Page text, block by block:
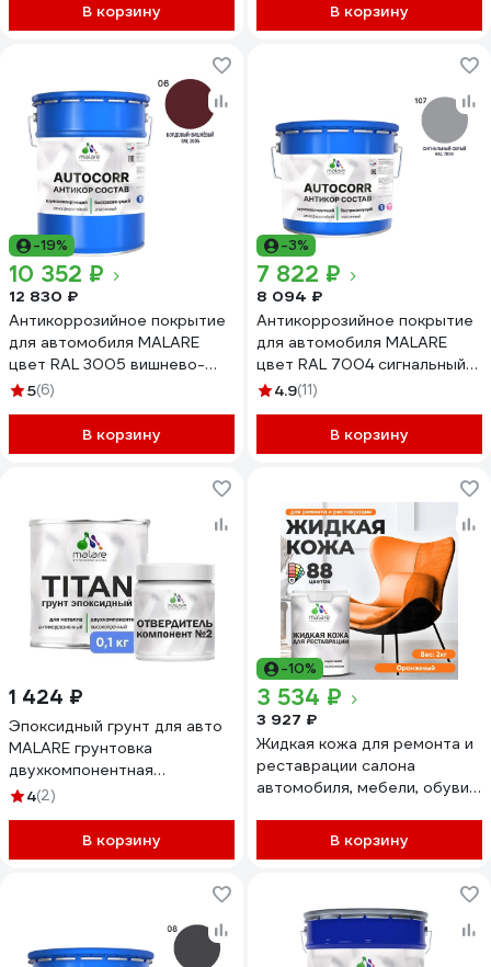
В корзину В корзину
-19%
10 352 ₽
12 830 ₽
Антикоррозийное покрытие
для автомобиля MALARE
цвет RAL 3005 вишнево-
бордовый, матовая, 20 кг
5(6)
В корзину
-3%
7 822 ₽
8 094 ₽
Антикоррозийное покрытие
для автомобиля MALARE
цвет RAL 7004 сигнальный
серый, матовая, 12,5 кг
4.9(11)
В корзину
1 424 ₽
Эпоксидный грунт для авто
MALARE грунтовка
двухкомпонентная
антикоррозионная
RAL 7040 (1 кг + 0,1 кг
отвердитель)
4(2)
В корзину
-10%
3 534 ₽
3 927 ₽
Жидкая кожа для ремонта и
реставрации салона
автомобиля, мебели, обуви и
без запаха, полуглянцевая,
оранжевый MALARE 2 кг
В корзину